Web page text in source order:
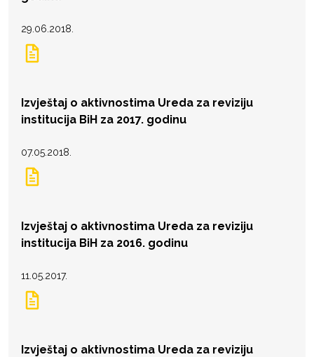
29.06.2018.
Izvještaj o aktivnostima Ureda za reviziju
institucija BiH za 2017. godinu
07.05.2018.
Izvještaj o aktivnostima Ureda za reviziju
institucija BiH za 2016. godinu
11.05.2017.
Izvještaj o aktivnostima Ureda za reviziju